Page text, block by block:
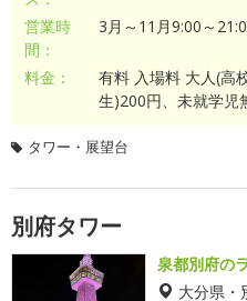
営業時
間：
3月～11月9:00～
料金：
有料 入場料 大人(高
生)200円、未就学児
タワー・展望台
別府タワー
泉都別府の
大分県・